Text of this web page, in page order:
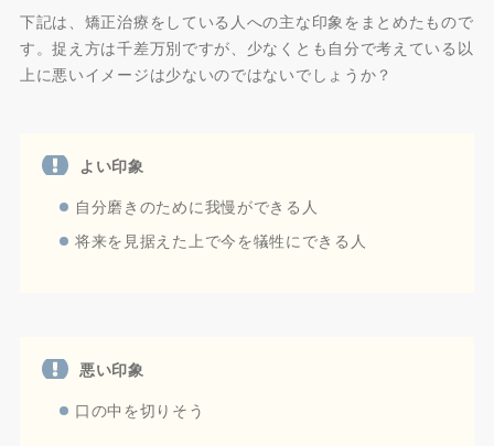
下記は、矯正治療をしている人への主な印象をまとめたもので
す。捉え方は千差万別ですが、少なくとも自分で考えている以
上に悪いイメージは少ないのではないでしょうか？
よい印象
自分磨きのために我慢ができる人
将来を見据えた上で今を犠牲にできる人
悪い印象
口の中を切りそう